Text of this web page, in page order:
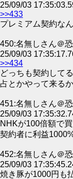
25/09/03
>>433
プレミアム契約な
450:名無しさん＠
25/09/03
>>434
どっちも契約して
占とかやって来る
451:名無しさん＠
25/09/03
NHKが100倍額で
契約者に利益
452:名無しさん＠
25/09/03
焼き豚が1000円も